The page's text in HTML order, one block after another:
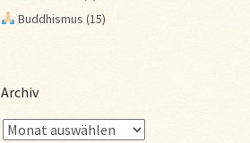
Buddhismus (15)
Archiv